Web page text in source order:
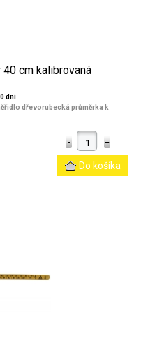
cm kalibrovaná
dní
dřevorubecká průměrka k